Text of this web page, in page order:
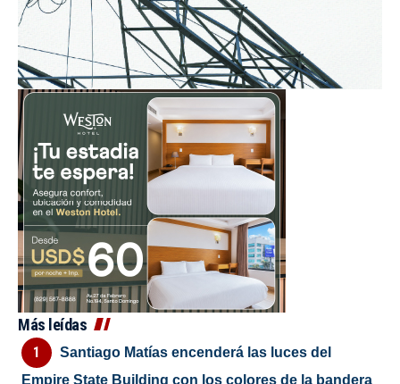
Más leídas
Santiago Matías encenderá las luces del
Empire State Building con los colores de la bandera